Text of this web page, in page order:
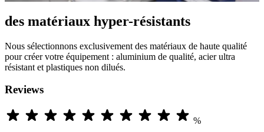
des matériaux hyper-résistants
Nous sélectionnons exclusivement des matériaux de haute qualité
pour créer votre équipement : aluminium de qualité, acier ultra
résistant et plastiques non dilués.
Reviews
%